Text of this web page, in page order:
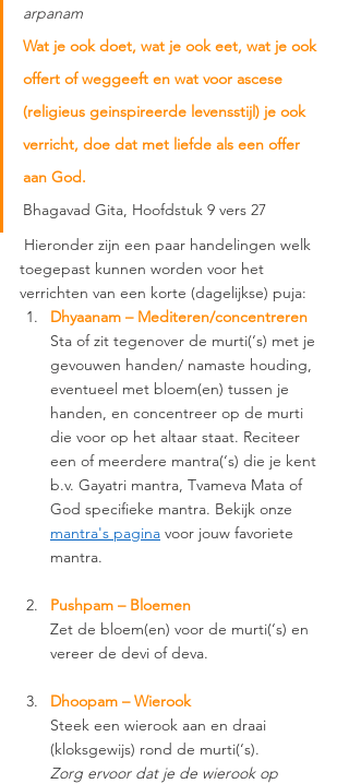
arpanam
Wat je ook doet, wat je ook eet, wat je ook
offert of weggeeft en wat voor ascese
(religieus geinspireerde levensstijl) je ook
verricht, doe dat met liefde als een offer
aan God.
Bhagavad Gita, Hoofdstuk 9 vers 27
toegepast kunnen worden voor het
verrichten van een korte (dagelijkse) puja:
Dhyaanam – Mediteren/concentreren
Sta of zit tegenover de murti(‘s) met je
gevouwen handen/ namaste houding,
eventueel met bloem(en) tussen je
handen, en concentreer op de murti
die voor op het altaar staat. Reciteer
een of meerdere mantra(‘s) die je kent
b.v. Gayatri mantra, Tvameva Mata of
God specifieke mantra. Bekijk onze
mantra's pagina voor jouw favoriete
mantra.
Pushpam – Bloemen
Zet de bloem(en) voor de murti(‘s) en
vereer de devi of deva.
Dhoopam – Wierook
Steek een wierook aan en draai
(kloksgewijs) rond de murti(‘s).
Zorg ervoor dat je de wierook op